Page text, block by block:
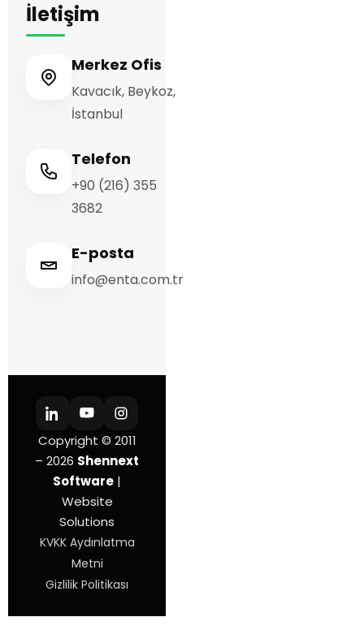
İletişim
Merkez Ofis
Kavacık, Beykoz,
İstanbul
Telefon
+90 (216) 355
3682
E-posta
info@enta.com.tr
Copyright © 2011
– 2026 Shennext
Software |
Website
Solutions
KVKK Aydınlatma
Metni
Gizlilik Politikası